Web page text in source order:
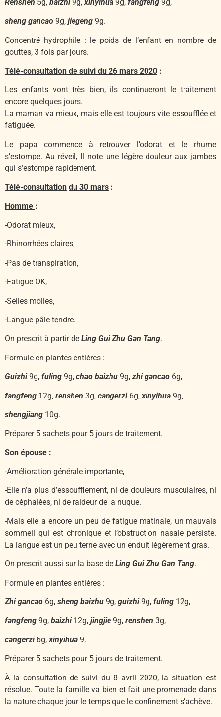
Renshen 5g, baizhi 9g,xinyihua 9g, fangfeng 9g,
sheng gancao 9g, jiegeng 9g.
Concentré hydrophile : le poids de l’enfant en nombre de
gouttes, 3 fois par jours.
Télé-consultation de suivi du 26 mars 2020 :
Les enfants vont très bien, ils continueront le traitement
encore quelques jours.
La maman va mieux, mais elle est toujours vite essoufflée et
fatiguée.
Le papa commence à retrouver l’odorat et le rhume
s’estompe. Au réveil, Il note une légère douleur aux jambes
qui s’estompe rapidement.
Télé-consultation du 30 mars :
Homme :
-Odorat mieux,
-Rhinorrhées claires,
-Pas de transpiration,
-Fatigue OK,
-Selles molles,
-Langue pâle tendre.
On prescrit à partir de Ling Gui Zhu Gan Tang.
Formule en plantes entières :
Guizhi9g, fuling 9g, chao baizhu 9g,zhi gancao 6g,
fangfeng 12g, renshen 3g, cangerzi6g, xinyihua 9g,
shengjiang 10g.
Préparer 5 sachets pour 5 jours de traitement.
Son épouse :
-Amélioration générale importante,
-Elle n’a plus d’essoufflement, ni de douleurs musculaires, ni
de céphalées, ni de raideur de la nuque.
-Mais elle a encore un peu de fatigue matinale, un mauvais
sommeil qui est chronique et l’obstruction nasale persiste.
La langue est un peu terne avec un enduit légèrement gras.
On prescrit aussi sur la base de Ling Gui Zhu Gan Tang.
Formule en plantes entières :
Zhi gancao 6g, sheng baizhu 9g, guizhi9g, fuling 12g,
fangfeng 9g, baizhi12g, jingjie 9g, renshen 3g,
cangerzi6g,xinyihua 9.
Préparer 5 sachets pour 5 jours de traitement.
À la consultation de suivi du 8 avril 2020, la situation est
résolue. Toute la famille va bien et fait une promenade dans
la nature chaque jour le temps que le confinement s’achève.